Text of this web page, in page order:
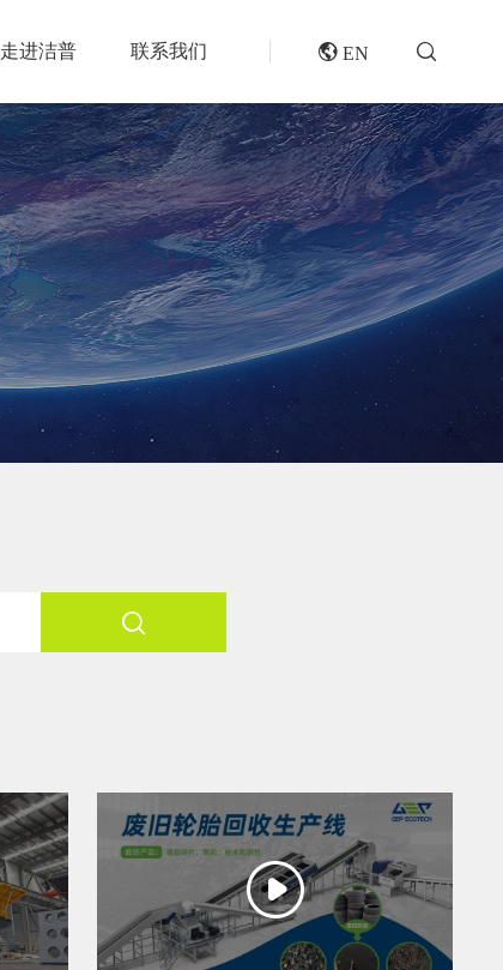
成套机组
封闭式破碎系统
废轮胎热解系统
橡胶破胶机组
分选分离设备
风选机
滚筒筛
磁选机
涡电流分选机
脉冲除尘器
专题报道
风电叶片回收处理方案及核心设备
垃圾衍生燃料RDF/SRF生产线系统
再生资源绿色分拣中心的建设规划和设备选择
水泥窑协同处置固废预处理系统
废旧纺织品做替代燃料的设备和工艺选择
走进洁普 联系我们  EN